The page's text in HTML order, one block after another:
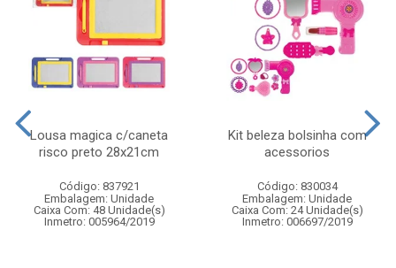
Lousa magica c/caneta
risco preto 28x21cm
Código: 837921
Embalagem: Unidade
Caixa Com: 48 Unidade(s)
Inmetro: 005964/2019
Kit beleza bolsinha com
acessorios
Código: 830034
Embalagem: Unidade
Caixa Com: 24 Unidade(s)
Inmetro: 006697/2019